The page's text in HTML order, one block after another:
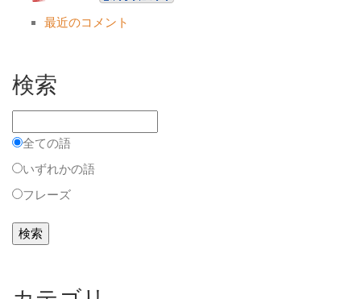
最近のコメント
検索
全ての語
いずれかの語
フレーズ